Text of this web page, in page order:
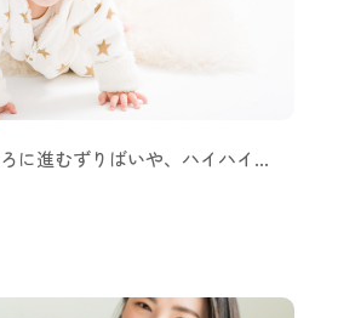
ろに進むずりばいや、ハイハイ…